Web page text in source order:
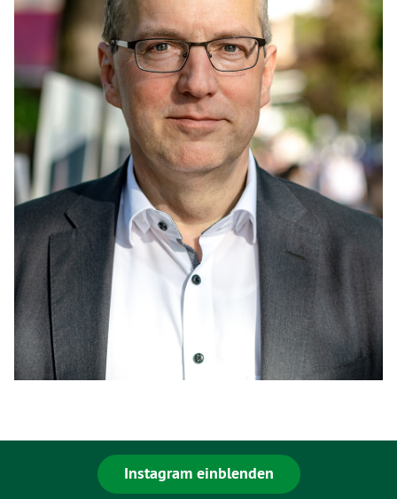
Instagram einblenden